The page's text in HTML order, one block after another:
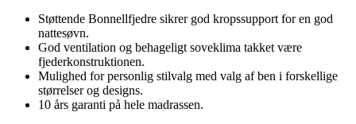
Støttende Bonnellfjedre sikrer god kropssupport for en god
nattesøvn.
God ventilation og behageligt soveklima takket være
fjederkonstruktionen.
Mulighed for personlig stilvalg med valg af ben i forskellige
størrelser og designs.
10 års garanti på hele madrassen.